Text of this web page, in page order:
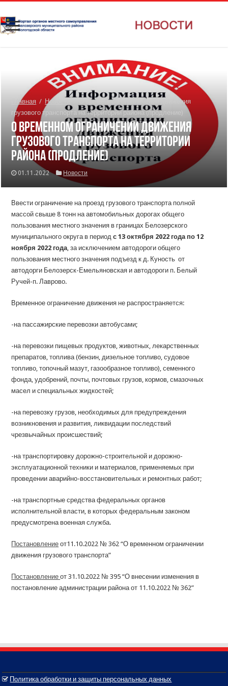
Главная / Новости
О временном ограничении движения
грузового транспорта на территории района (продление)
О временном ограничении движения
грузового транспорта на территории
района (продление)
01.11.2022 Новости
Ввести ограничение на проезд грузового транспорта полной
массой свыше 8 тонн на автомобильных дорогах общего
пользования местного значения в границах Белозерского
муниципального округа в период с 13 октября 2022 года по 12
ноября 2022 года, за исключением автодороги общего
пользования местного значения подъезд к д. Куность от
автодорги Белозерск-Емельяновская и автодороги п. Белый
Ручей-п. Лаврово.
Временное ограничение движения не распространяется:
-на пассажирские перевозки автобусами;
-на перевозки пищевых продуктов, животных, лекарственных
препаратов, топлива (бензин, дизельное топливо, судовое
топливо, топочный мазут, газообразное топливо), семенного
фонда, удобрений, почты, почтовых грузов, кормов, смазочных
масел и специальных жидкостей;
-на перевозку грузов, необходимых для предупреждения
возникновения и развития, ликвидации последствий
чрезвычайных происшествий;
-на транспортировку дорожно-строительной и дорожно-
эксплуатационной техники и материалов, применяемых при
проведении аварийно-восстановительных и ремонтных работ;
-на транспортные средства федеральных органов
исполнительной власти, в которых федеральным законом
предусмотрена военная служба.
Постановление от11.10.2022 № 362 “О временном ограничении
движения грузового транспорта”
Постановлениеот 31.10.2022 № 395 “О внесении изменения в
постановление администрации района от 11.10.2022 № 362”
Политика обработки и защиты персональных данных